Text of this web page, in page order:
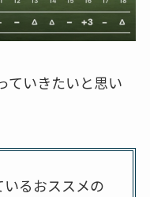
ていきたいと思い
るおススメの